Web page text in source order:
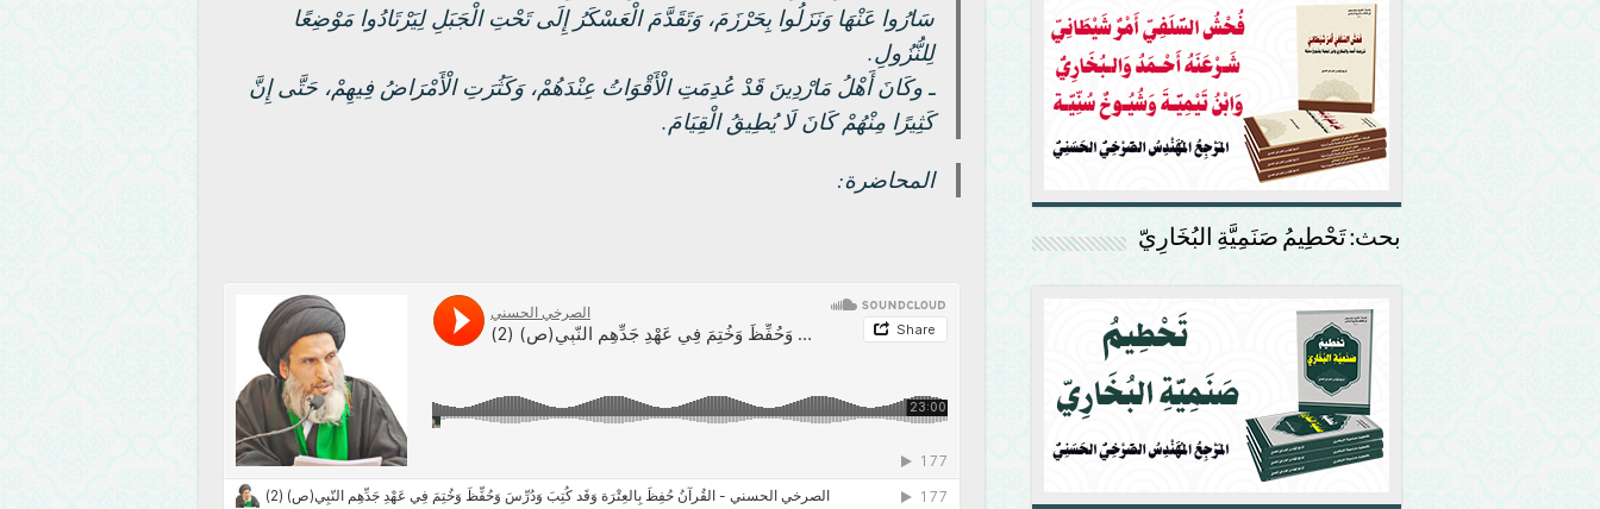
سَارُوا عَنْهَا وَنَزَلُوا بِحَرْزَمَ، وَتَقَدَّمَ الْعَسْكَرُ إِلَى تَحْتِ الْجَبَلِ لِيَرْتَادُوا مَوْضِعًا
لِلنُّزُولِ.
ـ وكَانَ أَهْلُ مَارْدِينَ قَدْ عُدِمَتِ الْأَقْوَاتُ عِنْدَهُمْ، وَكَثُرَتِ الْأَمْرَاضُ فِيهِمْ، حَتَّى إِنَّ
كَثِيرًا مِنْهُمْ كَانَ لَا يُطِيقُ الْقِيَامَ.
المحاضرة:
بحث: تَحْطِيمُ صَنَمِيَّةِ البُخَارِيّ